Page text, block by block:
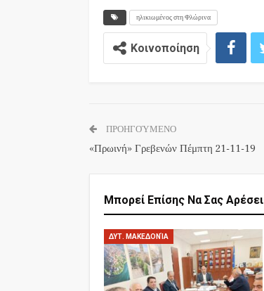
ηλικιωμένος στη Φλώρινα
Κοινοποίηση
ΠΡΟΗΓΟΎΜΕΝΟ
«Πρωινή» Γρεβενών Πέμπτη 21-11-19
Μπορεί Επίσης Να Σας Αρέσει
ΔΥΤ. ΜΑΚΕΔΟΝΊΑ